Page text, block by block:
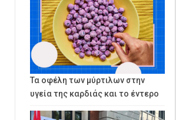
Τα οφέλη των μύρτιλων στην
υγεία της καρδιάς και το έντερο